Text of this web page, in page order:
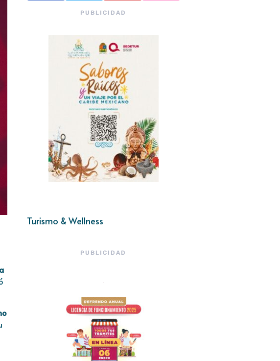
PUBLICIDAD
Turismo & Wellness
PUBLICIDAD